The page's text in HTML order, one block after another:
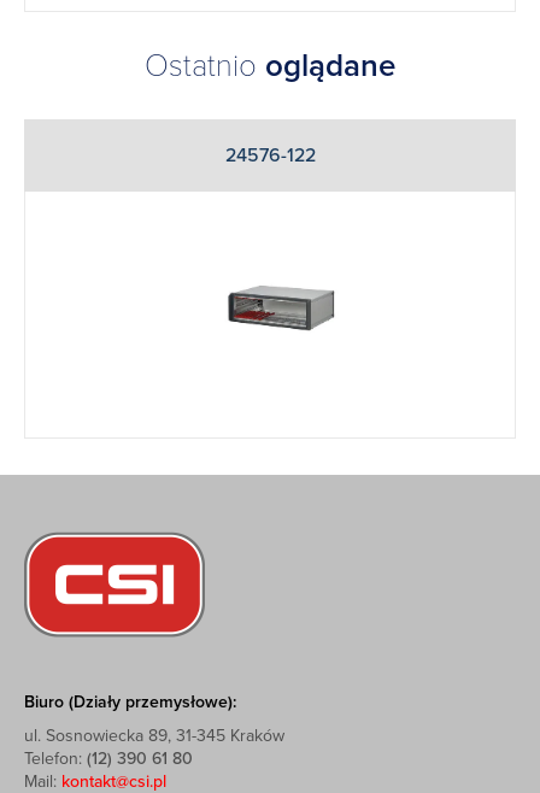
Ostatnio oglądane
24576-122
Biuro (Działy przemysłowe):
ul. Sosnowiecka 89, 31-345 Kraków
Telefon: (12) 390 61 80
Mail: kontakt@csi.pl